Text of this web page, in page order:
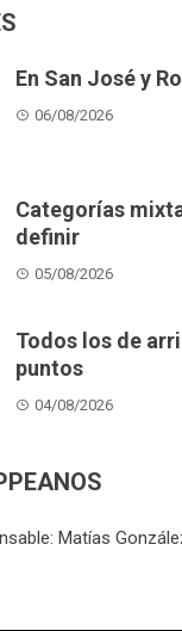
En San José y
06/08/2026
Categorías
definir
05/08/2026
Todos los de
puntos
04/08/2026
Matías